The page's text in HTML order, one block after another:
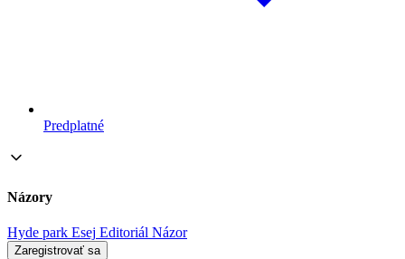
Predplatné
Názory
Hyde park Esej Editoriál Názor
Zaregistrovať sa